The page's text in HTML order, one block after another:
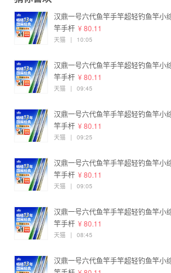
汉鼎一号六代鱼竿手竿超轻钓鱼竿小
竿手杆 ¥ 80.11
天猫 | 10:05
汉鼎一号六代鱼竿手竿超轻钓鱼竿小
竿手杆 ¥ 80.11
天猫 | 09:45
汉鼎一号六代鱼竿手竿超轻钓鱼竿小
竿手杆 ¥ 80.11
天猫 | 09:25
汉鼎一号六代鱼竿手竿超轻钓鱼竿小
竿手杆 ¥ 80.11
天猫 | 09:05
汉鼎一号六代鱼竿手竿超轻钓鱼竿小
竿手杆 ¥ 80.11
天猫 | 08:45
汉鼎一号六代鱼竿手竿超轻钓鱼竿小